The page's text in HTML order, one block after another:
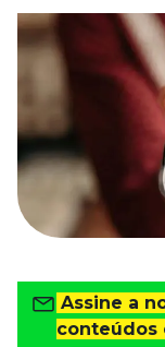
Para o
Tudo para
Imprensa
VR na Imprensa
Cursos
Cursos
Para simplificar
Assine a
conteúdos